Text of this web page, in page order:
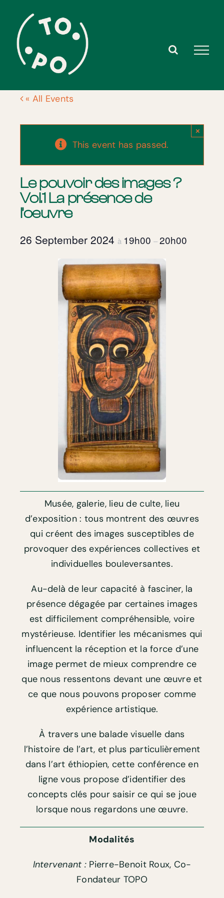
content
« All Events
This event has passed.
×
Le pouvoir des images ?
Vol.1 La présence de
l’oeuvre
26 September 2024 à 19h00 –20h00
Musée, galerie, lieu de culte, lieu
d’exposition : tous montrent des œuvres
qui créent des images susceptibles de
provoquer des expériences collectives et
individuelles bouleversantes.
Au-delà de leur capacité à fasciner, la
présence dégagée par certaines images
est difficilement compréhensible, voire
mystérieuse. Identifier les mécanismes qui
influencent la réception et la force d’une
image permet de mieux comprendre ce
que nous ressentons devant une œuvre et
ce que nous pouvons proposer comme
expérience artistique.
À travers une balade visuelle dans
l’histoire de l’art, et plus particulièrement
dans l’art éthiopien, cette conférence en
ligne vous propose d’identifier des
concepts clés pour saisir ce qui se joue
lorsque nous regardons une œuvre.
Modalités
Intervenant : Pierre-Benoit Roux, Co-
Fondateur TOPO